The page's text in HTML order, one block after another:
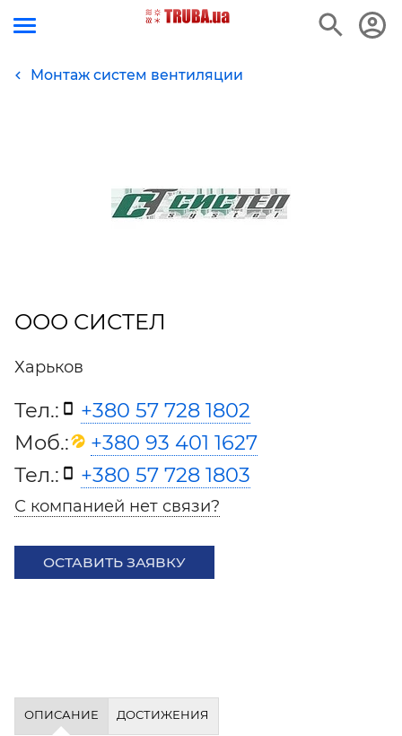
Монтаж систем вентиляции
ООО СИСТЕЛ
Харьков
Тел.:
+380 57 728 1802
Моб.:
+380 93 401 1627
Тел.:
+380 57 728 1803
С компанией нет связи?
ОСТАВИТЬ ЗАЯВКУ
ОПИСАНИЕ ДОСТИЖЕНИЯ